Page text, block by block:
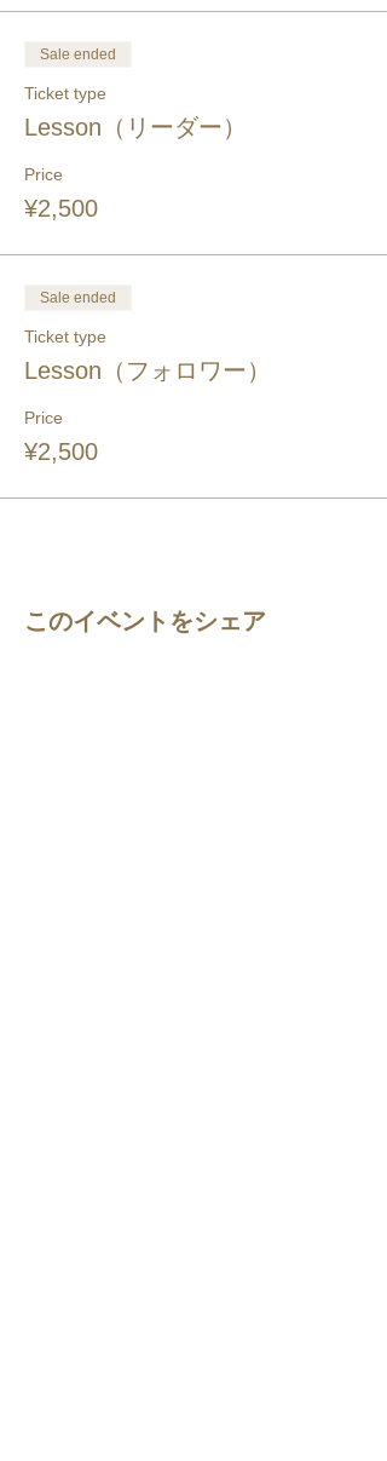
Sale ended
Ticket type
Lesson（リーダー）
Price
¥2,500
Sale ended
Ticket type
Lesson（フォロワー）
Price
¥2,500
このイベントをシェア